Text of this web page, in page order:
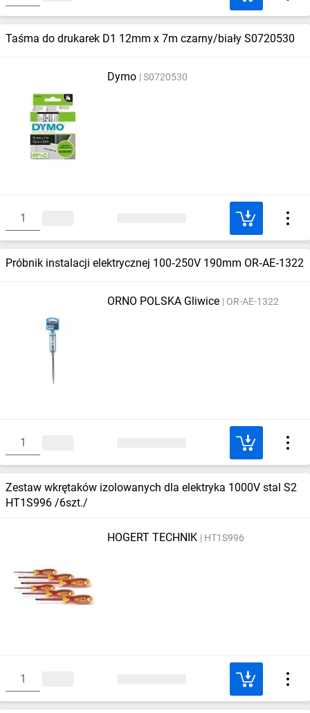
Taśma do drukarek D1 12mm x 7m czarny/biały S0720530
Dymo S0720530
Próbnik instalacji elektrycznej 100‑250V 190mm OR‑AE‑1322
ORNO POLSKA Gliwice OR-AE-1322
Zestaw wkrętaków izolowanych dla elektryka 1000V stal S2
HT1S996 /6szt./
HOGERT TECHNIK HT1S996